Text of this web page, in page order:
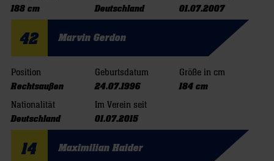
188 cm
Deutschland
01.07.2007
42 Marvin Gerdon
Position
Rechtsaußen
Geburtsdatum
24.07.1996
Größe in cm
184 cm
Nationalität
Deutschland
Im Verein seit
01.07.2015
14 Maximilian Haider